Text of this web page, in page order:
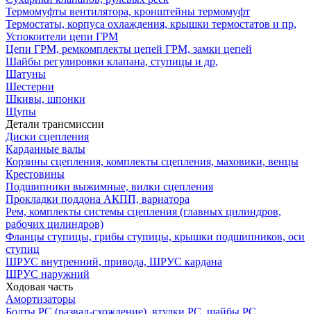
Термомуфты вентилятора, кронштейны термомуфт
Термостаты, корпуса охлаждения, крышки термостатов и пр,
Успокоители цепи ГРМ
Цепи ГРМ, ремкомплекты цепей ГРМ, замки цепей
Шайбы регулировки клапана, ступицы и др,
Шатуны
Шестерни
Шкивы, шпонки
Щупы
Детали трансмиссии
Диски сцепления
Карданные валы
Корзины сцепления, комплекты сцепления, маховики, венцы
Крестовины
Подшипники выжимные, вилки сцепления
Прокладки поддона АКПП, вариатора
Рем, комплекты системы сцепления (главных цилиндров,
рабочих цилиндров)
Фланцы ступицы, грибы ступицы, крышки подшипников, оси
ступиц
ШРУС внутренний, привода, ШРУС кардана
ШРУС наружний
Ходовая часть
Амортизаторы
Болты РС (развал-схождение), втулки РС, шайбы РС,